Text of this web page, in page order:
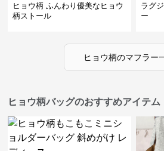
ヒョウ柄 ふんわり優美なヒョウ
柄ストール
ラグ
ー
ヒョウ柄のマフラー
ヒョウ柄バッグのおすすめアイテム